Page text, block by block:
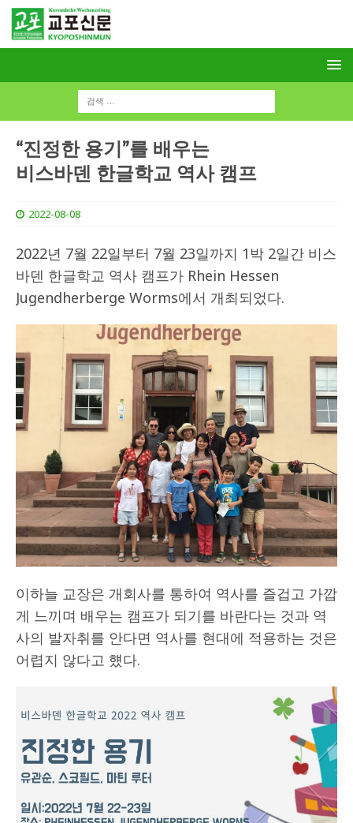
“진정한 용기”를 배우는
비스바덴 한글학교 역사 캠프
2022-08-08
2022년 7월 22일부터 7월 23일까지 1박 2일간 비스
바덴 한글학교 역사 캠프가 Rhein Hessen
Jugendherberge Worms에서 개최되었다.
이하늘 교장은 개회사를 통하여 역사를 즐겁고 가깝
게 느끼며 배우는 캠프가 되기를 바란다는 것과 역
사의 발자취를 안다면 역사를 현대에 적용하는 것은
어렵지 않다고 헀다.